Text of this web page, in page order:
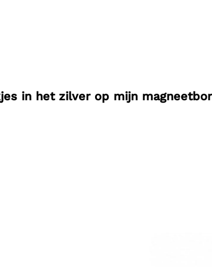
in het zilver op mijn